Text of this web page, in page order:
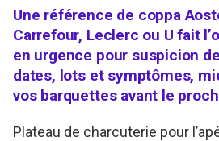
Une référence de coppa
Carrefour, Leclerc ou U fait
en urgence pour suspicion
dates, lots et symptômes,
vos barquettes avant le
Plateau de charcuterie pour